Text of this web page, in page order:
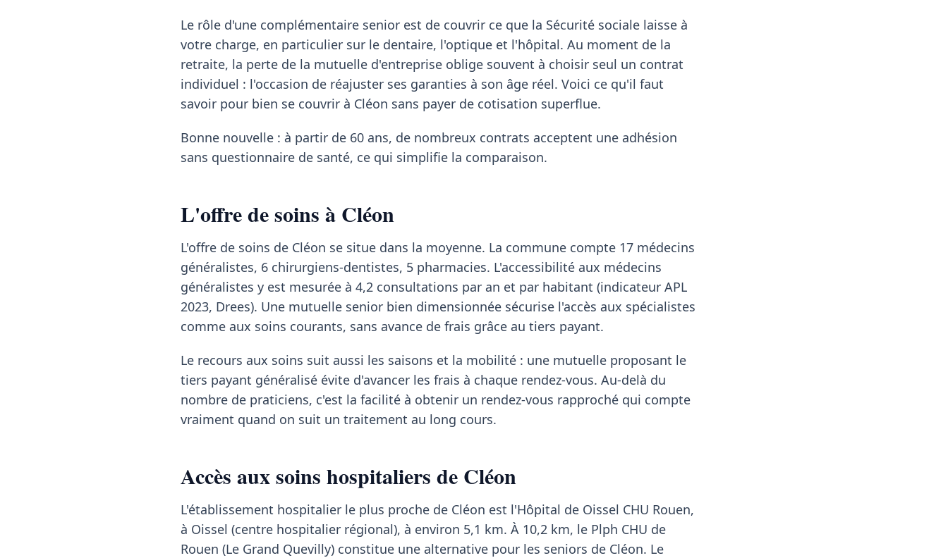
Le rôle d'une complémentaire senior est de couvrir ce que la Sécurité sociale laisse à
votre charge, en particulier sur le dentaire, l'optique et l'hôpital. Au moment de la
retraite, la perte de la mutuelle d'entreprise oblige souvent à choisir seul un contrat
individuel : l'occasion de réajuster ses garanties à son âge réel. Voici ce qu'il faut
savoir pour bien se couvrir à Cléon sans payer de cotisation superflue.
Bonne nouvelle : à partir de 60 ans, de nombreux contrats acceptent une adhésion
sans questionnaire de santé, ce qui simplifie la comparaison.
L'offre de soins à Cléon
L'offre de soins de Cléon se situe dans la moyenne. La commune compte 17 médecins
généralistes, 6 chirurgiens-dentistes, 5 pharmacies. L'accessibilité aux médecins
généralistes y est mesurée à 4,2 consultations par an et par habitant (indicateur APL
2023, Drees). Une mutuelle senior bien dimensionnée sécurise l'accès aux spécialistes
comme aux soins courants, sans avance de frais grâce au tiers payant.
Le recours aux soins suit aussi les saisons et la mobilité : une mutuelle proposant le
tiers payant généralisé évite d'avancer les frais à chaque rendez-vous. Au-delà du
nombre de praticiens, c'est la facilité à obtenir un rendez-vous rapproché qui compte
vraiment quand on suit un traitement au long cours.
Accès aux soins hospitaliers de Cléon
L'établissement hospitalier le plus proche de Cléon est l'Hôpital de Oissel CHU Rouen,
à Oissel (centre hospitalier régional), à environ 5,1 km. À 10,2 km, le Plph CHU de
Rouen (Le Grand Quevilly) constitue une alternative pour les seniors de Cléon. Le